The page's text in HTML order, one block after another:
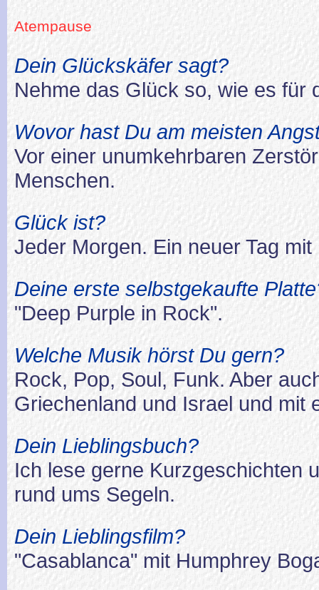
Atempause
Dein Glückskäfer sagt?
Nehme das Glück so, wie es für
Wovor hast Du am meisten
Vor einer unumkehrbaren
Menschen.
Glück ist?
Jeder Morgen. Ein neuer Tag
Deine erste selbstgekaufte
"Deep Purple in Rock".
Welche Musik hörst Du gern?
Rock, Pop, Soul, Funk. Aber
Griechenland und Israel und mit
Dein Lieblingsbuch?
Ich lese gerne Kurzgeschichten
rund ums Segeln.
Dein Lieblingsfilm?
"Casablanca" mit Humphrey